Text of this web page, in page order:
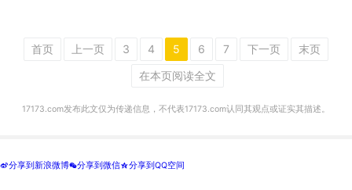
首页 上一页 3 4 5 6 7 下一页
末页
在本页阅读全文
17173.com发布此文仅为传递信息，不代表17173.com认同其观点或证实其描述。
t分享到新浪微博w分享到微信z分享到QQ空间